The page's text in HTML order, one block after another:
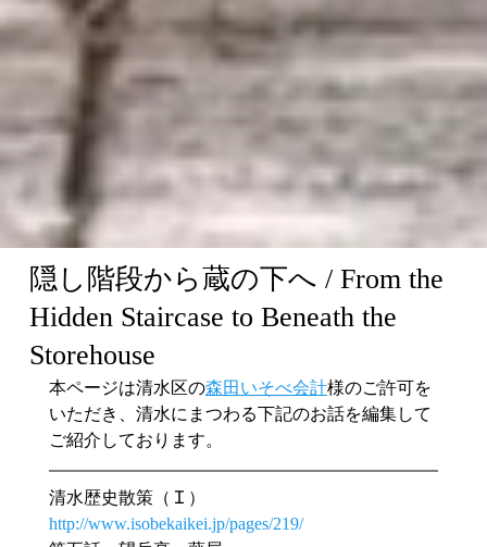
隠し階段から蔵の下へ / From the
Hidden Staircase to Beneath the
Storehouse
本ページは清水区の森田いそべ会計様のご許可を
いただき、清水にまつわる下記のお話を編集して
ご紹介しております。
清水歴史散策（Ｉ）
http://www.isobekaikei.jp/pages/219/